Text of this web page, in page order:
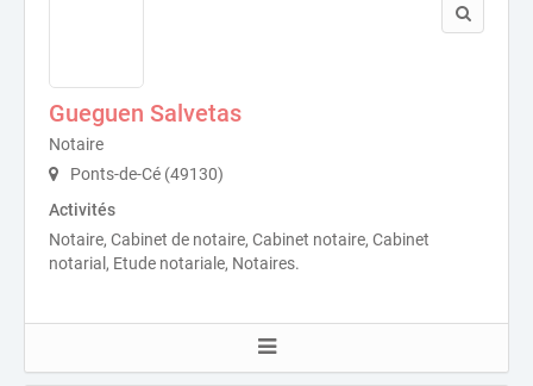
Gueguen Salvetas
Notaire
Ponts-de-Cé (49130)
Activités
Notaire, Cabinet de notaire, Cabinet notaire, Cabinet
notarial, Etude notariale, Notaires.